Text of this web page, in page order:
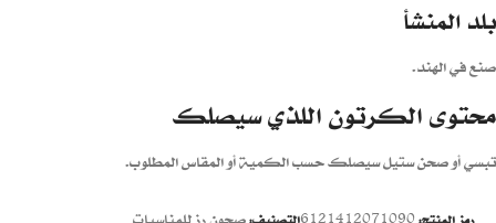
بلد المنشأ
صنع في الهند.
محتوى الكرتون اللذي سيصلك
تبسي أو صحن ستيل سيصلك حسب الكمية أو المقاس المطلوب.